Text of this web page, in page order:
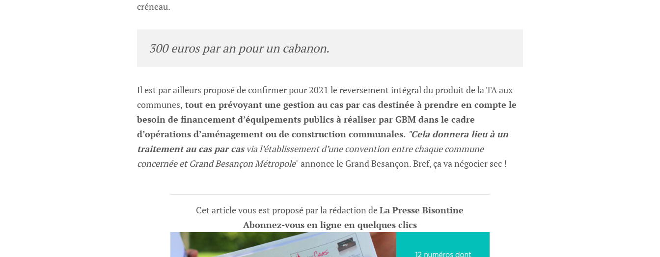
créneau.
300 euros par an pour un cabanon.
Il est par ailleurs proposé de confirmer pour 2021 le reversement intégral du produit de la TA aux
communes, tout en prévoyant une gestion au cas par cas destinée à prendre en compte le
besoin de financement d’équipements publics à réaliser par GBM dans le cadre
d’opérations d’aménagement ou de construction communales. "Cela donnera lieu à un
traitement au cas par casvia l’établissement d’une convention entre chaque commune
concernée et Grand Besançon Métropole" annonce le Grand Besançon. Bref, ça va négocier sec !
Cet article vous est proposé par la rédaction deLa Presse Bisontine
Abonnez-vous en ligne en quelques clics